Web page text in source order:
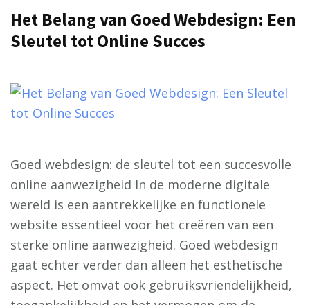
Het Belang van Goed Webdesign: Een
Sleutel tot Online Succes
Goed webdesign: de sleutel tot een succesvolle
online aanwezigheid In de moderne digitale
wereld is een aantrekkelijke en functionele
website essentieel voor het creëren van een
sterke online aanwezigheid. Goed webdesign
gaat echter verder dan alleen het esthetische
aspect. Het omvat ook gebruiksvriendelijkheid,